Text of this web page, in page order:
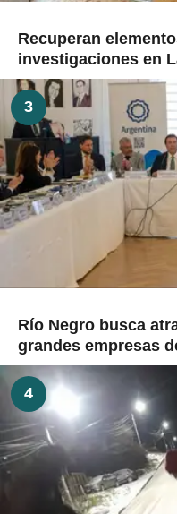
Recuperan
investigaciones en
3
Río Negro busca
grandes empresas
4